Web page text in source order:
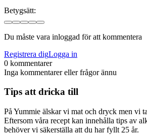
Betygsätt:
Du måste vara inloggad för att kommentera
Registrera digLogga in
0 kommentarer
Inga kommentarer eller frågor ännu
Tips att dricka till
På Yummie älskar vi mat och dryck men vi
Eftersom våra recept kan innehålla tips av
behöver vi säkerställa att du har fyllt 25 år.